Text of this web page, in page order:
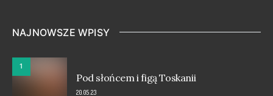
NAJNOWSZE WPISY
1
Pod słońcem i figą Toskanii
20.05.23